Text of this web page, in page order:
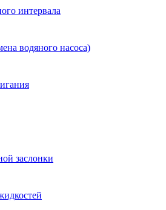
интервала
водяного насоса)
заслонки